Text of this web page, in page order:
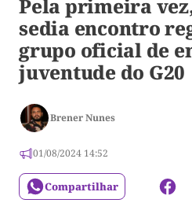
Pela primeira
sedia encontro
grupo oficial de
juventude do G20
Brener Nunes
01/08/2024 14:52
Compartilhar